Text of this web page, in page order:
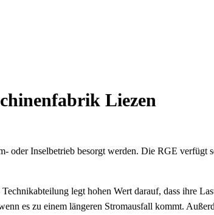
Liezen
oder Inselbetrieb besorgt werden. Die RGE verfügt
legt hohen Wert darauf, dass ihre
es zu einem längeren Stromausfall kommt.